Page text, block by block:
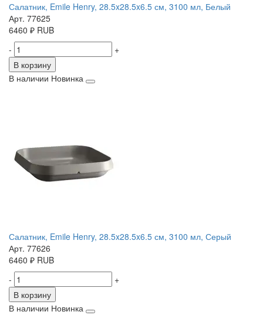
Салатник, Emile Henry, 28.5x28.5x6.5 см, 3100 мл, Белый
Арт. 77625
6460 ₽ RUB
-
+
В корзину
В наличии Новинка
Салатник, Emile Henry, 28.5x28.5x6.5 см, 3100 мл, Серый
Арт. 77626
6460 ₽ RUB
-
+
В корзину
В наличии Новинка